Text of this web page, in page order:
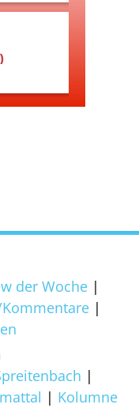
der Woche
Kolumne